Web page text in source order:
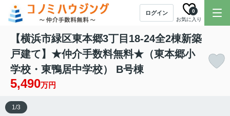
ログイン
お気に入り
0
【横浜市緑区東本郷3丁目18-24全2棟新築
戸建て】★仲介手数料無料★（東本郷小
学校・東鴨居中学校） B号棟
5,490万円
1/3